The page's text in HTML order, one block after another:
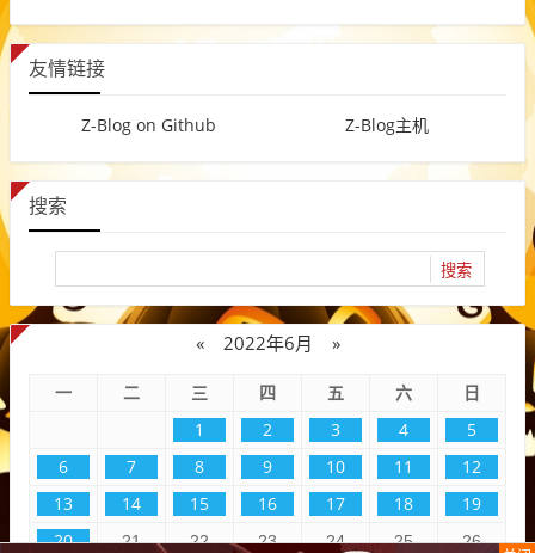
友情链接
Z-Blog on Github Z-Blog主机
搜索
« 2022年6月 »
一 二 三 四 五 六 日
1 2 3 4
5
6
7 8 9 10 11
12
13
14 15 16 17 18
19
20
21 22 23 24 25 26